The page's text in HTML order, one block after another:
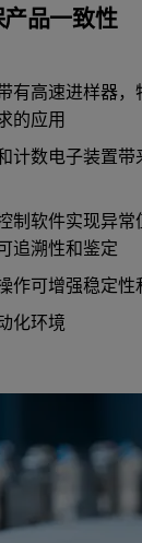
品一致性
有高速进样器
的应用
计数电子装置
制软件实现异常
追溯性和鉴定
作可增强稳定性
化环境